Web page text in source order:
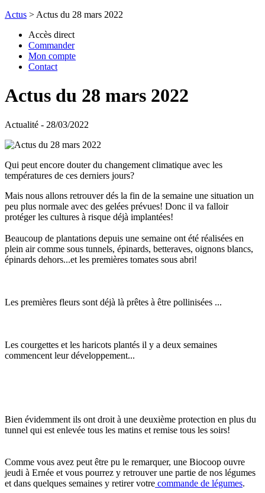
Actus > Actus du 28 mars 2022
Accès direct
Commander
Mon compte
Contact
Actus du 28 mars 2022
Actualité - 28/03/2022
Qui peut encore douter du changement climatique avec les
températures de ces derniers jours?
Mais nous allons retrouver dés la fin de la semaine une situation un
peu plus normale avec des gelées prévues! Donc il va falloir
protéger les cultures à risque déjà implantées!
Beaucoup de plantations depuis une semaine ont été réalisées en
plein air comme sous tunnels, épinards, betteraves, oignons blancs,
épinards dehors...et les premières tomates sous abri!
Les premières fleurs sont déjà là prêtes à être pollinisées ...
Les courgettes et les haricots plantés il y a deux semaines
commencent leur développement...
Bien évidemment ils ont droit à une deuxième protection en plus du
tunnel qui est enlevée tous les matins et remise tous les soirs!
Comme vous avez peut être pu le remarquer, une Biocoop ouvre
jeudi à Ernée et vous pourrez y retrouver une partie de nos légumes
et dans quelques semaines y retirer votre commande de légumes.